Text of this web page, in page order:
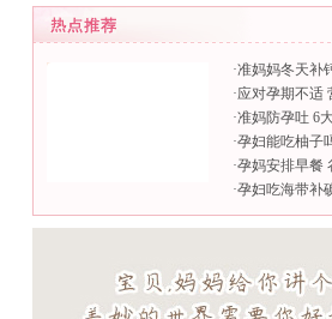
·准妈妈冬天补
·应对孕期不适
·准妈防孕吐 6
·孕妇能吃柚子
·孕妈安排早餐
·孕妇吃海带补